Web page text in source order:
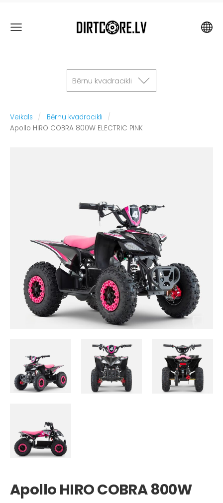
Bērnu kvadracikli
Veikals
Bērnu kvadracikli
Apollo HIRO COBRA 800W ELECTRIC PINK
Apollo HIRO COBRA 800W